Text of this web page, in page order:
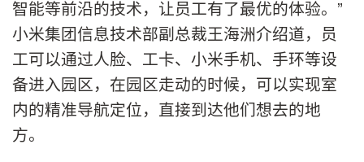
智能等前沿的技术，让员工有了最优的体验。”
小米集团信息技术部副总裁王海洲介绍道，员
工可以通过人脸、工卡、小米手机、手环等设
备进入园区，在园区走动的时候，可以实现室
内的精准导航定位，直接到达他们想去的地
方。